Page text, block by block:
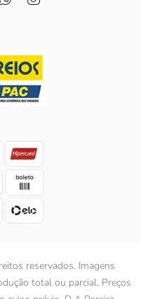
reservados. Imagens
total ou parcial. Preços